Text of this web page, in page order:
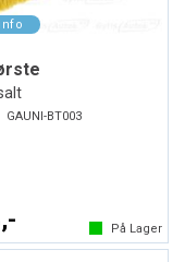
GAUNI-BT003
På Lager